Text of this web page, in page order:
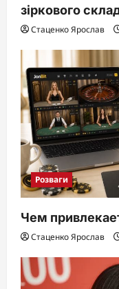
зіркового
Стаценко Ярослав
Розваги
Чем
Стаценко Ярослав